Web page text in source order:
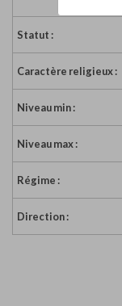
Statut :
Caractère religieux :
Niveau min :
Niveau max :
Régime :
Direction :